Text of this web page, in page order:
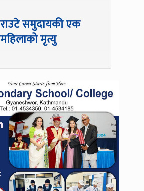
राउटे समुदायकी एक
महिलाको मृत्यु